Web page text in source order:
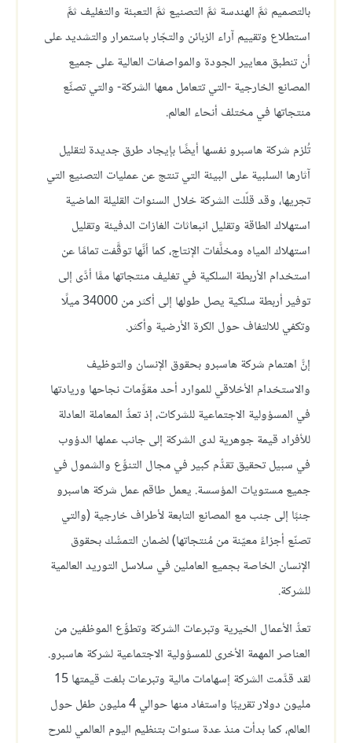
بالتصميم ثمَّ الهندسة ثمَّ التصنيع ثمَّ التعبئة والتغليف ثمَّ
استطلاع وتقييم آراء الزبائن والتجّار باستمرار والتشديد على
أن تنطبق معايير الجودة والمواصفات العالية على جميع
المصانع الخارجية -التي تتعامل معها الشركة- والتي تصنِّع
منتجاتها في مختلف أنحاء العالم.
تُلزم شركة هاسبرو نفسها أيضًا بإيجاد طرق جديدة لتقليل
آثارها السلبية على البيئة التي تنتج عن عمليات التصنيع التي
تجريها، وقد قلّلت الشركة خلال السنوات القليلة الماضية
استهلاك الطاقة وتقليل انبعاثات الغازات الدفيئة وتقليل
استهلاك المياه ومخلَّفات الإنتاج، كما أنَّها توقَّفت تمامًا عن
استخدام الأربطة السلكية في تغليف منتجاتها ممَّا أدَّى إلى
توفير أربطة سلكية يصل طولها إلى أكثر من 34000 ميلًا
وتكفي للالتفاف حول الكرة الأرضية وأكثر.
إنَّ اهتمام شركة هاسبرو بحقوق الإنسان والتوظيف
والاستخدام الأخلاقي للموارد أحد مقوِّمات نجاحها وريادتها
في المسؤولية الاجتماعية للشركات، إذ تعدُّ المعاملة العادلة
للأفراد قيمة جوهرية لدى الشركة إلى جانب عملها الدؤوب
في سبيل تحقيق تقدُّم كبير في مجال التنوُّع والشمول في
جميع مستويات المؤسسة. يعمل طاقم عمل شركة هاسبرو
جنبًا إلى جنب مع المصانع التابعة لأطراف خارجية (والتي
تصنّع أجزاءً معيّنة من مُنتجاتها) لضمان التمسُّك بحقوق
الإنسان الخاصة بجميع العاملين في سلاسل التوريد العالمية
للشركة.
تعدُّ الأعمال الخيرية وتبرعات الشركة وتطوُّع الموظفين من
العناصر المهمة الأخرى للمسؤولية الاجتماعية لشركة هاسبرو.
لقد قدَّمت الشركة إسهامات مالية وتبرعات بلغت قيمتها 15
مليون دولار تقريبًا واستفاد منها حوالي 4 مليون طفل حول
العالم، كما بدأت منذ عدة سنوات بتنظيم اليوم العالمي للمرح